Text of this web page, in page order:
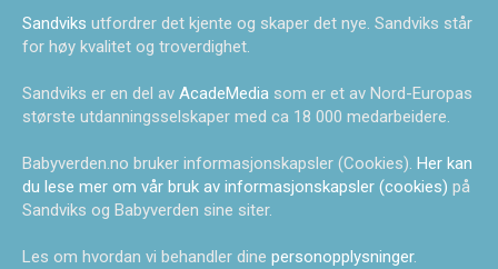
Sandviks utfordrer det kjente og skaper det nye. Sandviks står
for høy kvalitet og troverdighet.
Sandviks er en del av AcadeMedia som er et av Nord-Europas
største utdanningsselskaper med ca 18 000 medarbeidere.
Babyverden.no bruker informasjonskapsler (Cookies). Her kan
du lese mer om vår bruk av informasjonskapsler (cookies) på
Sandviks og Babyverden sine siter.
Les om hvordan vi behandler dine personopplysninger.